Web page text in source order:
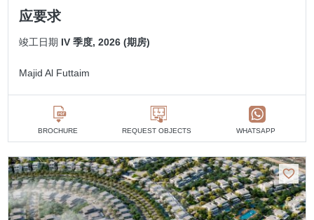
应要求
竣工日期 IV 季度, 2026 (期房)
Majid Al Futtaim
BROCHURE REQUEST OBJECTS WHATSAPP